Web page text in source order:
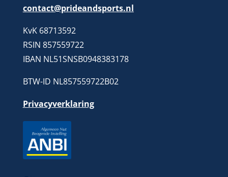
contact@prideandsports.nl
KvK 68713592
RSIN 857559722
IBAN NL51SNSB0948383178
BTW-ID NL857559722B02
Privacyverklaring